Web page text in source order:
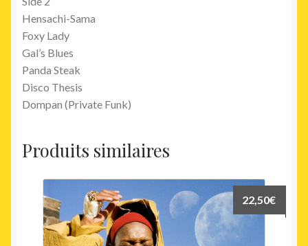
Hensachi-Sama
Foxy Lady
Gal’s Blues
Panda Steak
Disco Thesis
Dompan (Private Funk)
Produits similaires
22,50€